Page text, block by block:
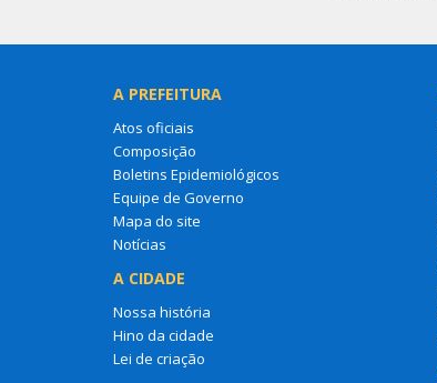
A PREFEITURA
Atos oficiais
Composição
Boletins Epidemiológicos
Equipe de Governo
Mapa do site
Notícias
A CIDADE
Nossa história
Hino da cidade
Lei de criação